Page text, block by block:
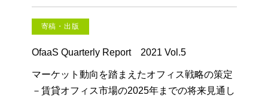
寄稿・出版
OfaaS Quarterly Report 2021 Vol.5
マーケット動向を踏まえたオフィス戦略の策定
－賃貸オフィス市場の2025年までの将来見通し